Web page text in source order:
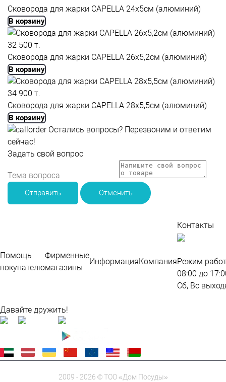
Сковорода для жарки CAPELLA 24x5см (алюминий)
В корзину
32 500 т.
Сковорода для жарки CAPELLA 26x5,2см (алюминий)
В корзину
34 900 т.
Сковорода для жарки CAPELLA 28x5,5см (алюминий)
В корзину
Остались вопросы? Перезвоним и ответим
сейчас!
Задать свой вопрос
Отправить Отменить
Помощь
покупателю
Фирменные
магазины
ИнформацияКомпания
Контакты
Режим
08:00 до
Сб, Вс
Давайте дружить!
2009 - 2026 © ТОО «Дом Посуды»